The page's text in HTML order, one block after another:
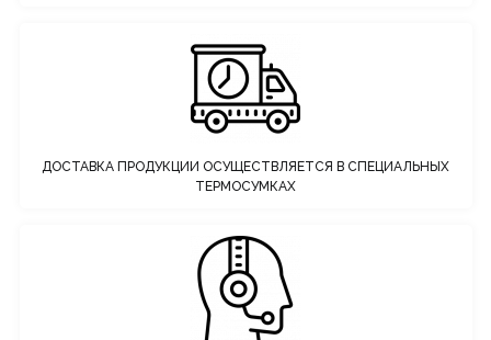
ДОСТАВКА ПРОДУКЦИИ ОСУЩЕСТВЛЯЕТСЯ В СПЕЦИАЛЬНЫХ
ТЕРМОСУМКАХ